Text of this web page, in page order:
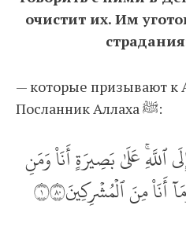
очистит их. Им
— которые призывают к
Посланник Аллаха ﷺ:
ٱللَّهِۚ عَلَىٰ بَصِيرَةٍ أَنَا۠ وَمَنِ
مِنَ ٱلۡمُشۡرِكِينَ١٠٨